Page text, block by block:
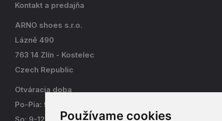
Používame cookies
Kontakt a predajňa
ARNO shoes s.r.o.
Lázně 490
763 14 Zlín - Kostelec
Czech Republic
Otváracia doba
Po-Pia: 9-17